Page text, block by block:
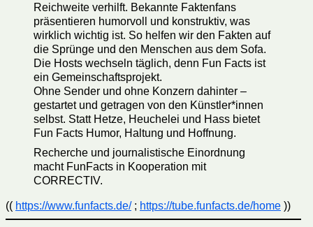
Reichweite verhilft. Bekannte Faktenfans
präsentieren humorvoll und konstruktiv, was
wirklich wichtig ist. So helfen wir den Fakten auf
die Sprünge und den Menschen aus dem Sofa.
Die Hosts wechseln täglich, denn Fun Facts ist
ein Gemeinschaftsprojekt.
Ohne Sender und ohne Konzern dahinter –
gestartet und getragen von den Künstler*innen
selbst. Statt Hetze, Heuchelei und Hass bietet
Fun Facts Humor, Haltung und Hoffnung.
Recherche und journalistische Einordnung
macht FunFacts in Kooperation mit
CORRECTIV.
(( https://www.funfacts.de/; https://tube.funfacts.de/home ))